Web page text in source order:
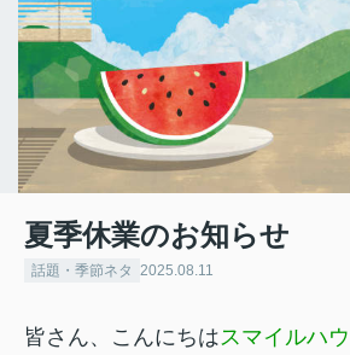
夏季休業のお知らせ
話題・季節ネタ 2025.08.11
皆さん、こんにちは スマイルハ